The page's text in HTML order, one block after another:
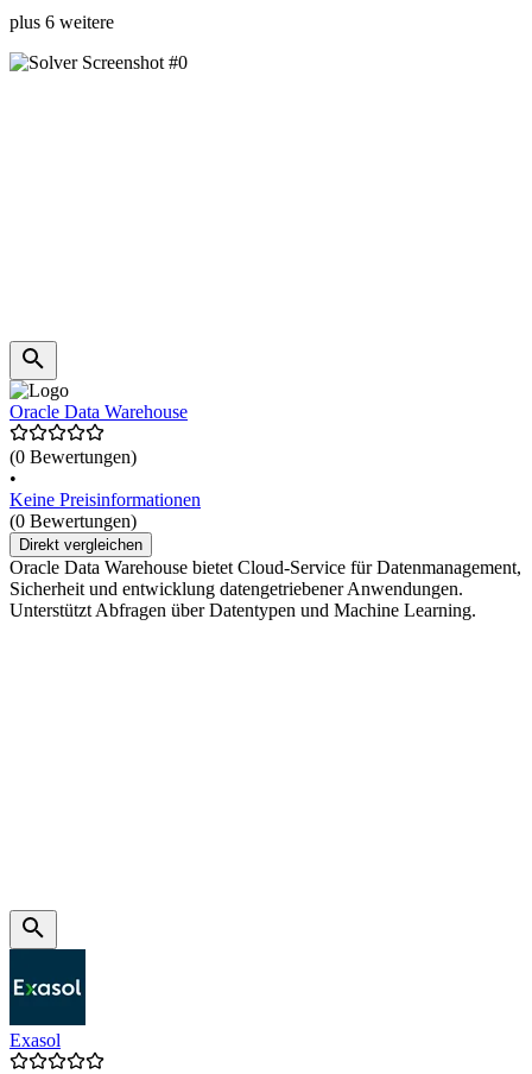
plus 6 weitere
Oracle Data Warehouse
(0 Bewertungen)
•
Keine Preisinformationen
(0 Bewertungen)
Direkt vergleichen
Oracle Data Warehouse bietet Cloud-Service für Datenmanagement,
Sicherheit und entwicklung datengetriebener Anwendungen.
Unterstützt Abfragen über Datentypen und Machine Learning.
Exasol